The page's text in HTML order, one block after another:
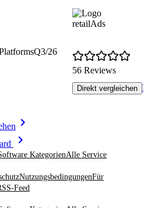
Q3/26
retailAds
56 Reviews
Direkt vergleichen
KategorienAlle Service
NutzungsbedingungenFür
Feed